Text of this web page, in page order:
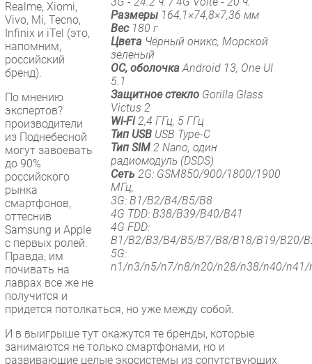
Мероприятия
Проекты
IT класс
Тестовый стенд
Каталог компаний
Размеры 164,1×74,8×7,36 мм
Вес 180 г
Цвета Чёрный оникс, Морской
зеленый
ОС, оболочкаAndroid 13, One UI
5.1
Защитное стекло Gorilla Glass
Victus 2
Wi-Fi2,4 ГГц, 5 ГГц
Тип USB USB Type-C
Тип SIM 2 Nano, один
радиомодуль (DSDS)
Сеть 2G: GSM850/900/1800/1900
МГц,
3G: B1/B2/B4/B5/B8
4G ТDD: B38/B39/B40/B41
4G FDD:
B1/B2/B3/B4/B5/B7/B8/B18/B19/B20/
5G:
n1/n3/n5/n7/n8/n20/n28/n38/n40/n41/
Realme, Xiomi,
Vivo, Mi, Tecno,
Infinix и iTel (это,
напомним,
российский
бренд).
По мнению
экспертов?
производители
из Поднебесной
могут завоевать
до 90%
российского
рынка
смартфонов,
оттеснив
Samsung и Apple
с первых ролей.
Правда, им
почивать на
лаврах все же не
получится и
придется потолкаться, но уже между собой.
И в выигрыше тут окажутся те бренды, которые
занимаются не только смартфонами, но и
развивающие целые экосистемы из сопутствующих